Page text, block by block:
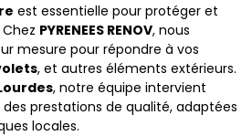
est essentielle pour protéger et
PYRENEES RENOV, nous
mesure pour répondre à vos
, et autres éléments extérieurs.
, notre équipe intervient
prestations de qualité, adaptées
locales.